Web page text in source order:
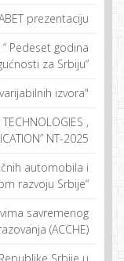
prezentaciju
Pedeset godina
za Srbiju“
izvora"
,
NT-2025
automobila i
razvoju Srbije“
savremenog
(ACCHE)